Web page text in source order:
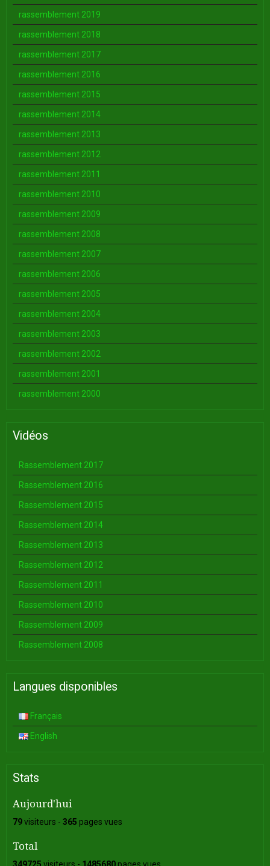
rassemblement 2019
rassemblement 2018
rassemblement 2017
rassemblement 2016
rassemblement 2015
rassemblement 2014
rassemblement 2013
rassemblement 2012
rassemblement 2011
rassemblement 2010
rassemblement 2009
rassemblement 2008
rassemblement 2007
rassemblement 2006
rassemblement 2005
rassemblement 2004
rassemblement 2003
rassemblement 2002
rassemblement 2001
rassemblement 2000
Vidéos
Rassemblement 2017
Rassemblement 2016
Rassemblement 2015
Rassemblement 2014
Rassemblement 2013
Rassemblement 2012
Rassemblement 2011
Rassemblement 2010
Rassemblement 2009
Rassemblement 2008
Langues disponibles
Français
English
Stats
Aujourd'hui
79visiteurs - 365 pages vues
Total
349725 visiteurs - 1485680pages vues